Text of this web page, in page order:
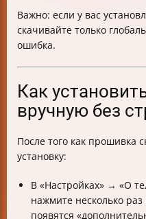
Важно: если у вас
скачивайте только
ошибка.
Как
вручную без
После того как прошивка
установку:
В «Настройках» → «О
нажмите несколько
появятся